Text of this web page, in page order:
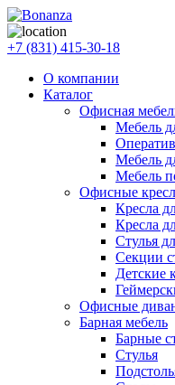
+7 (831) 415-30-18
О компании
Каталог
Офисная
Мебель
Мебель
Мебель
Офисные
Кресла
Кресла
Стулья
Секции
Детские
Офисные
Барная мебель
Барные
Стулья